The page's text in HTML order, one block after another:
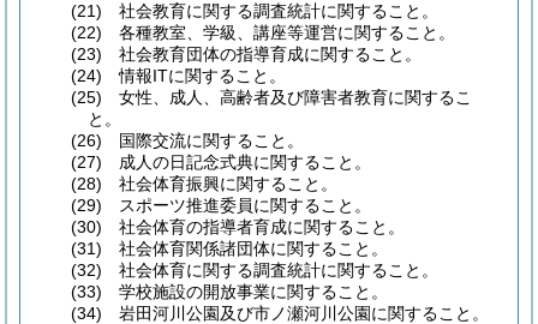
(21) 社会教育に関する調査統計に関すること。
(22) 各種教室、学級、講座等運営に関すること。
(23) 社会教育団体の指導育成に関すること。
(24) 情報ITに関すること。
(25) 女性、成人、高齢者及び障害者教育に関するこ
と。
(26) 国際交流に関すること。
(27) 成人の日記念式典に関すること。
(28) 社会体育振興に関すること。
(29) スポーツ推進委員に関すること。
(30) 社会体育の指導者育成に関すること。
(31) 社会体育関係諸団体に関すること。
(32) 社会体育に関する調査統計に関すること。
(33) 学校施設の開放事業に関すること。
(34) 岩田河川公園及び市ノ瀬河川公園に関すること。